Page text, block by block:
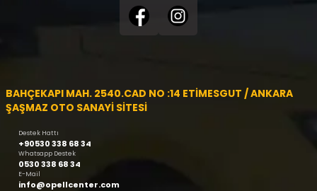
BAHÇEKAPI MAH. 2540.CAD NO :14 ETİMESGUT / ANKARA
ŞAŞMAZ OTO SANAYİ SİTESİ
Destek Hattı
+90530 338 68 34
Whatsapp Destek
0530 338 68 34
E-Mail
info@opellcenter.com